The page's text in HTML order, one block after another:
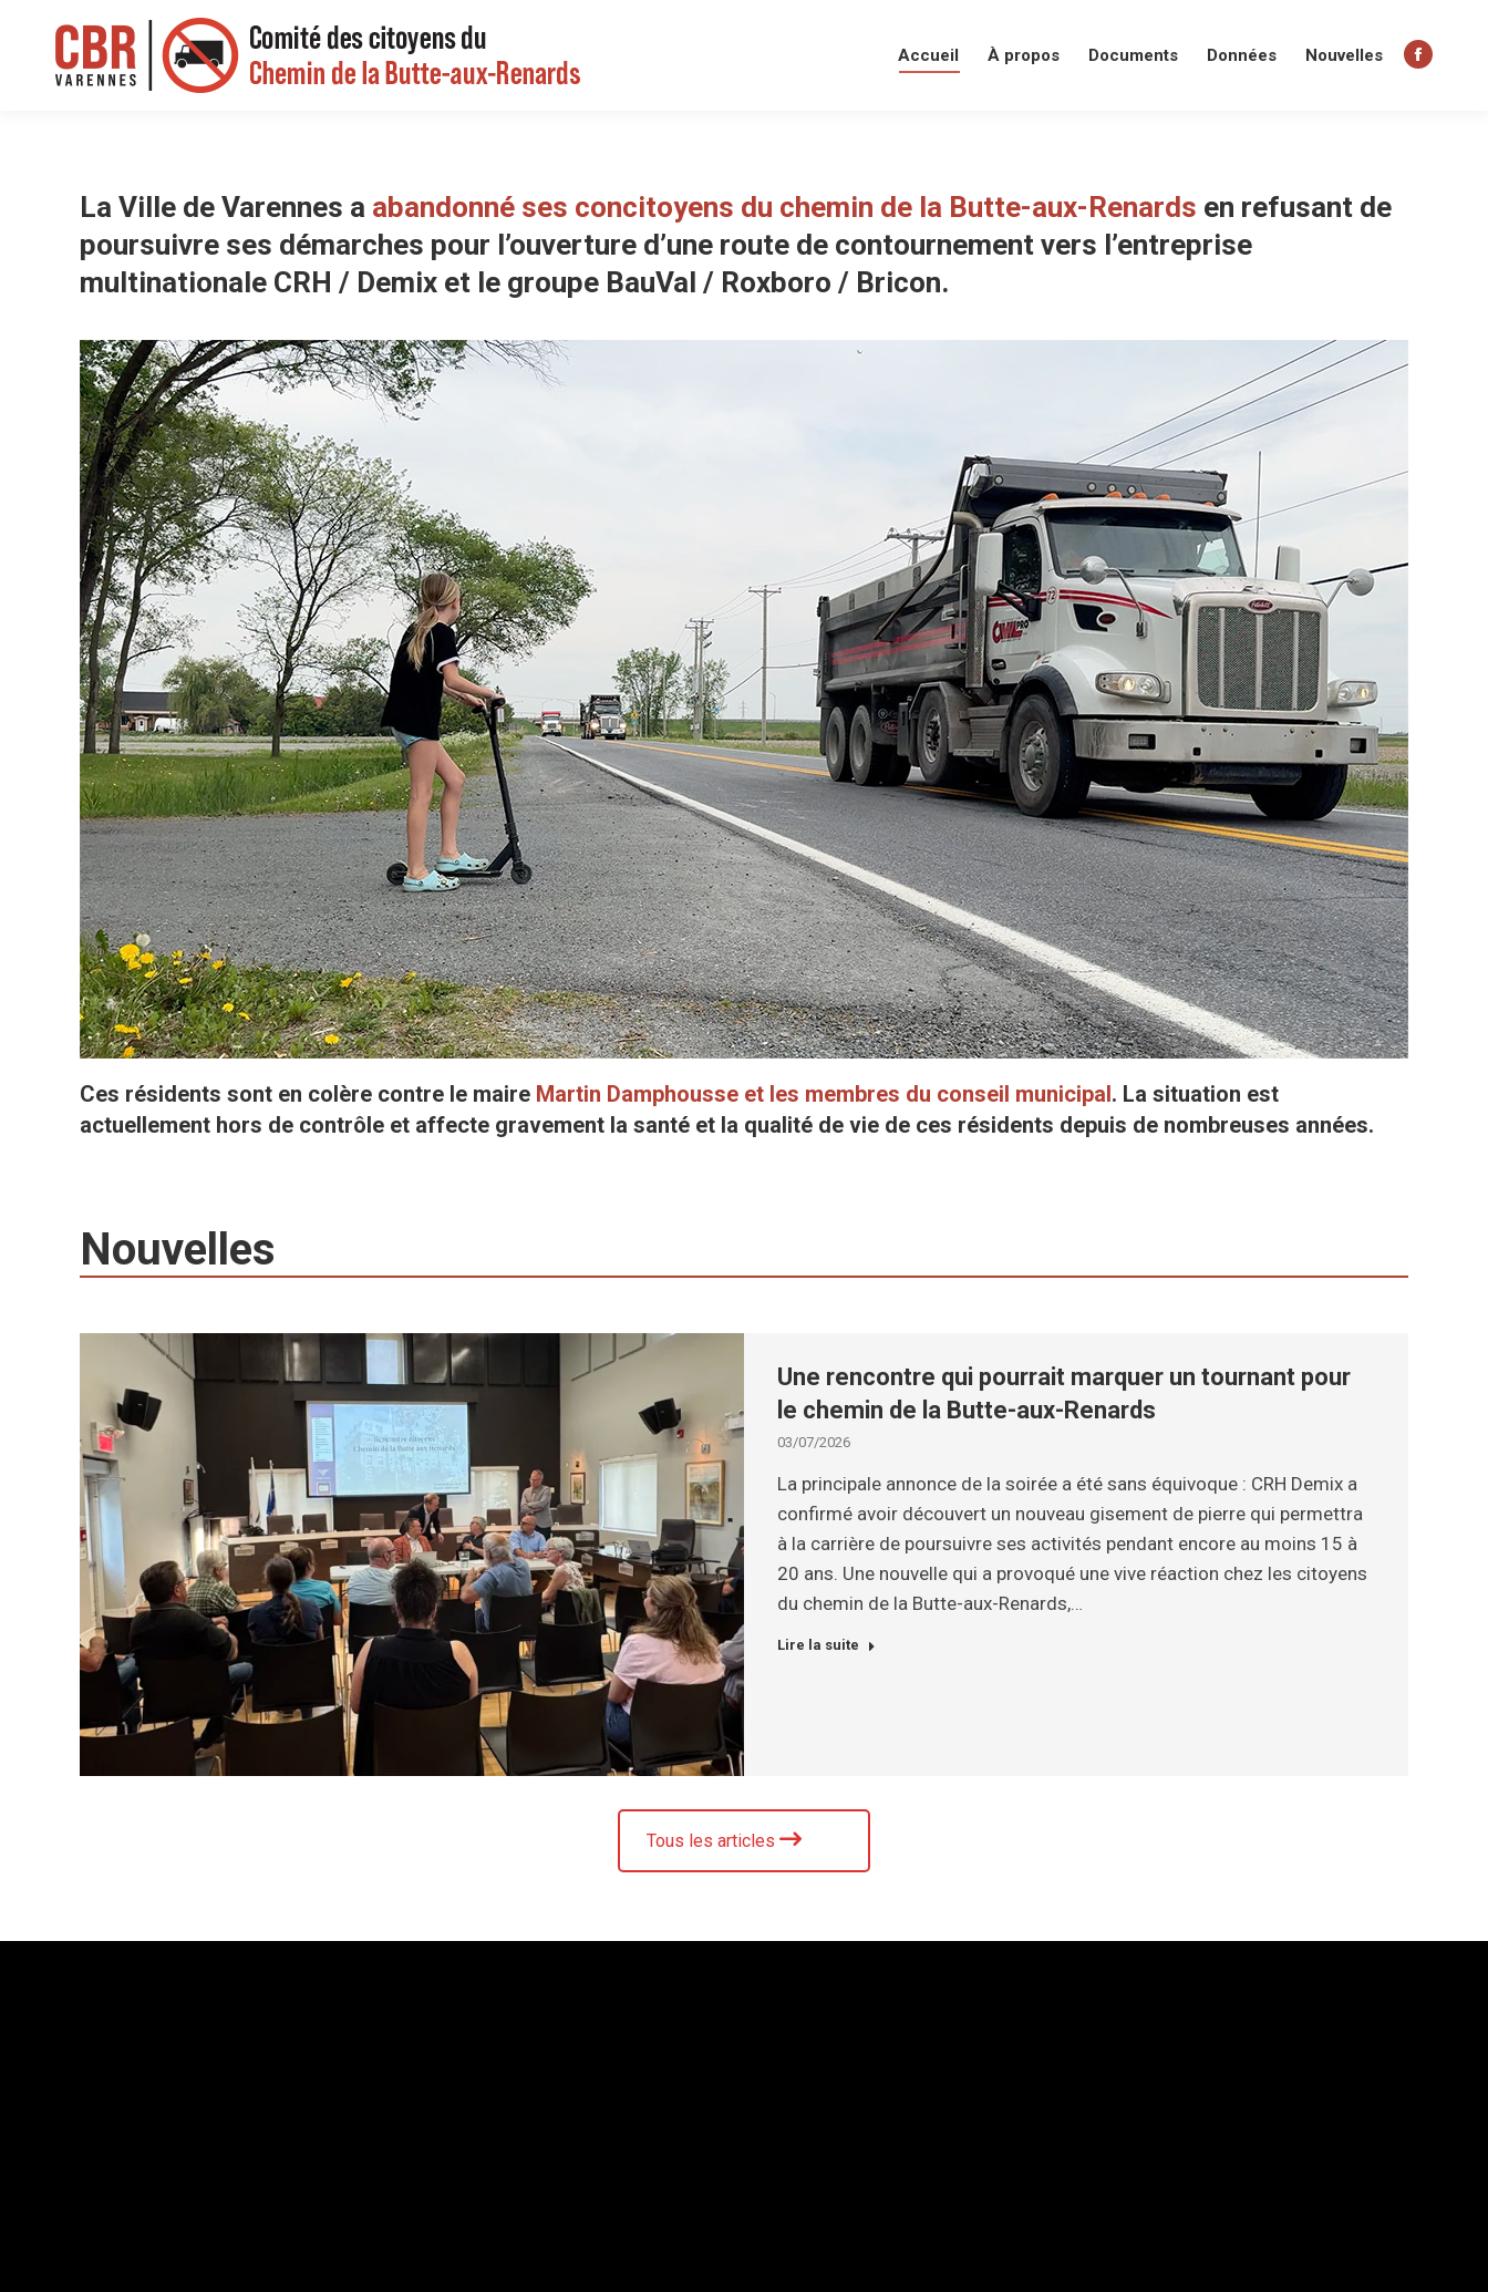
Accueil À propos Documents Données Nouvelles
La Ville de Varennes a abandonné ses concitoyens du chemin de la Butte-aux-Renards en refusant de
poursuivre ses démarches pour l’ouverture d’une route de contournement vers l’entreprise
multinationale CRH / Demix et le groupe BauVal / Roxboro / Bricon.
Ces résidents sont en colère contre le maire Martin Damphousse et les membres du conseil municipal. La situation est
actuellement hors de contrôle et affecte gravement la santé et la qualité de vie de ces résidents depuis de nombreuses années.
Nouvelles
Une rencontre qui pourrait marquer un tournant pour
le chemin de la Butte-aux-Renards
03/07/2026
La principale annonce de la soirée a été sans équivoque : CRH Demix a
confirmé avoir découvert un nouveau gisement de pierre qui permettra
à la carrière de poursuivre ses activités pendant encore au moins 15 à
20 ans. Une nouvelle qui a provoqué une vive réaction chez les citoyens
du chemin de la Butte-aux-Renards,…
Lire la suite
Tous les articles